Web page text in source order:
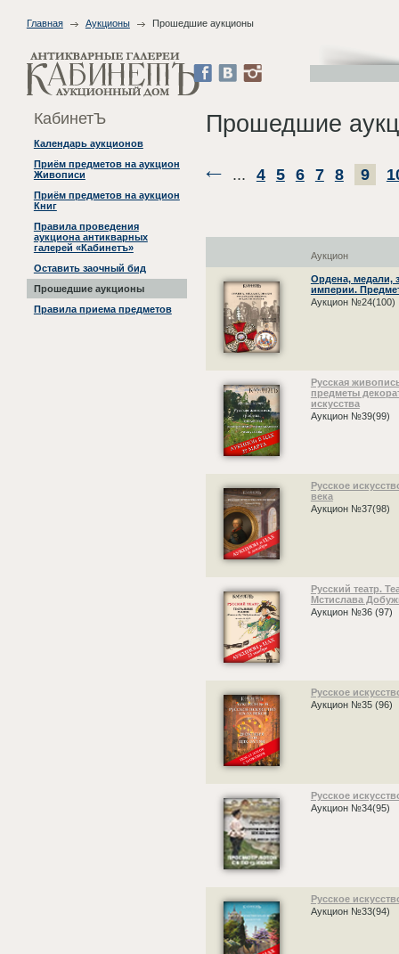
Главная Аукционы Прошедшие аукционы
КабинетЪ
Календарь аукционов
Приём предметов на аукцион
Живописи
Приём предметов на аукцион
Книг
Правила проведения
аукциона антикварных
галерей «Кабинетъ»
Оставить заочный бид
Прошедшие аукционы
Правила приема предметов
Прошедшие
... 4 5 6 7 8 9
Аукцион
Ордена, медали,
империи.
Аукцион №24(100)
Русская
предметы
искусства
Аукцион №39(99)
Русское
века
Аукцион №37(98)
Русский театр.
Мстислава
Аукцион №36 (97)
Русское
Аукцион №35 (96)
Русское
Аукцион №34(95)
Русское
Аукцион №33(94)